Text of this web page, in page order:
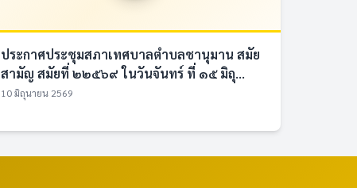
ประกาศประชุมสภาเทศบาลตำบลชานุมาน สมัย
สามัญ สมัยที่ ๒๒๕๖๙ ในวันจันทร์ ที่ ๑๕ มิถุ...
10 มิถุนายน 2569